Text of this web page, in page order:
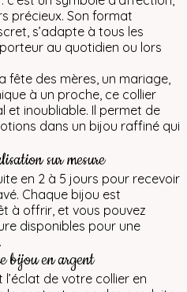
précieux. Son format
s’adapte à tous les
au quotidien ou lors
fête des mères, un mariage,
à un proche, ce collier
et inoubliable. Il permet de
dans un bijou raffiné qui
sur mesure
en 2 à 5 jours pour recevoir
Chaque bijou est
à offrir, et vous pouvez
disponibles pour une
bijou en argent
de votre collier en